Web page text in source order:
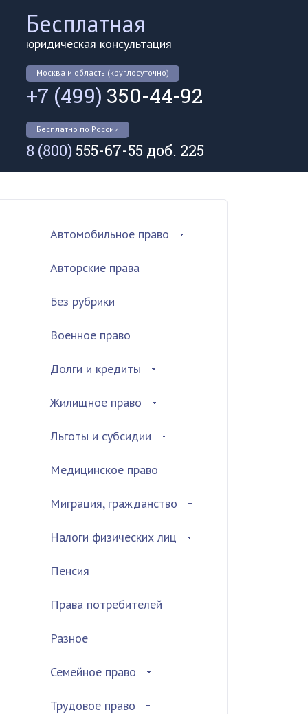
Бесплатная
юридическая консультация
Москва и область (круглосуточно)
+7 (499) 350-44-92
Бесплатно по России
8 (800) 555-67-55 доб. 225
Автомобильное право
Авторские права
Без рубрики
Военное право
Долги и кредиты
Жилищное право
Льготы и субсидии
Медицинское право
Миграция, гражданство
Налоги физических лиц
Пенсия
Права потребителей
Разное
Семейное право
Трудовое право